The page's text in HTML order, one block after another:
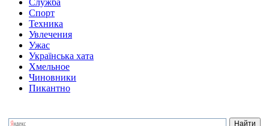
Служба
Спорт
Техника
Увлечения
Ужас
Українська хата
Хмельное
Чиновники
Пикантно